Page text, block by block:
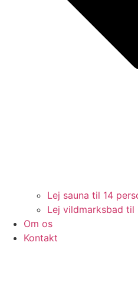
Lej sauna til 14
Lej vildmarksbad til
Om os
Kontakt